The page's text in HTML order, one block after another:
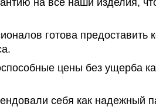
готова предоставить
цены без ущерба
себя как надежный